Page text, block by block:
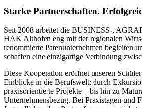
Starke Partnerschaften.
Seit 2008 arbeitet die BUSINESS-,
HAK Althofen eng mit der regionalen
renommierte Patenunternehmen begleiten
schaffen eine einzigartige Verbindung
Diese Kooperation eröffnet unseren
Einblicke in die Berufswelt: durch
praxisorientierte Projekte – bis hin zu
Unternehmensbezug. Bei Praxistagen und